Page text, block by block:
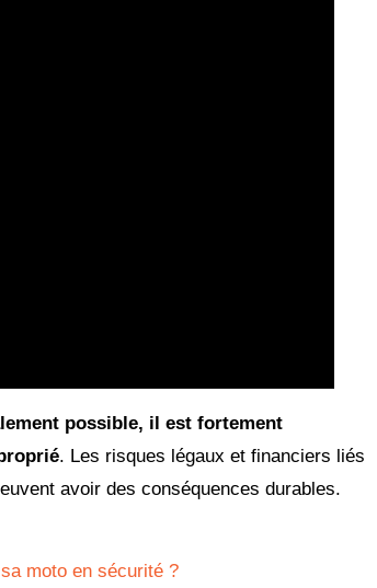
possible, il est fortement
. Les risques légaux et financiers liés
avoir des conséquences durables.
moto en sécurité ?